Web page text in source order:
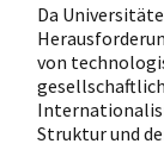
Da
von
Struktur und